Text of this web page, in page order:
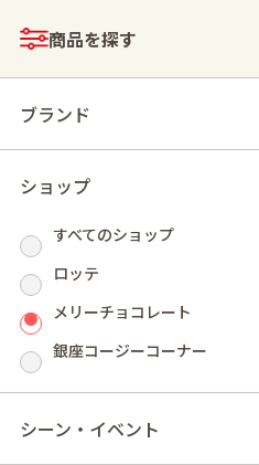
モールトップ チョコレート
大容量（チョコレート）
商品を探す
ブランド
ショップ
すべてのショップ
ロッテ
メリーチョコレート
銀座コージーコーナー
シーン・イベント
3 件の商品